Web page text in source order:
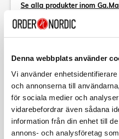
Denna webbplats använder
Vi använder
och annonserna till
för sociala medier och
vidarebefordrar även sådana
information från din enhet till
annons- och analysföretag
Se alla produkter inom Ga.Ma
Beskrivning
Tillv. art. nr:GM2101
EAN-kod:
8023277125469